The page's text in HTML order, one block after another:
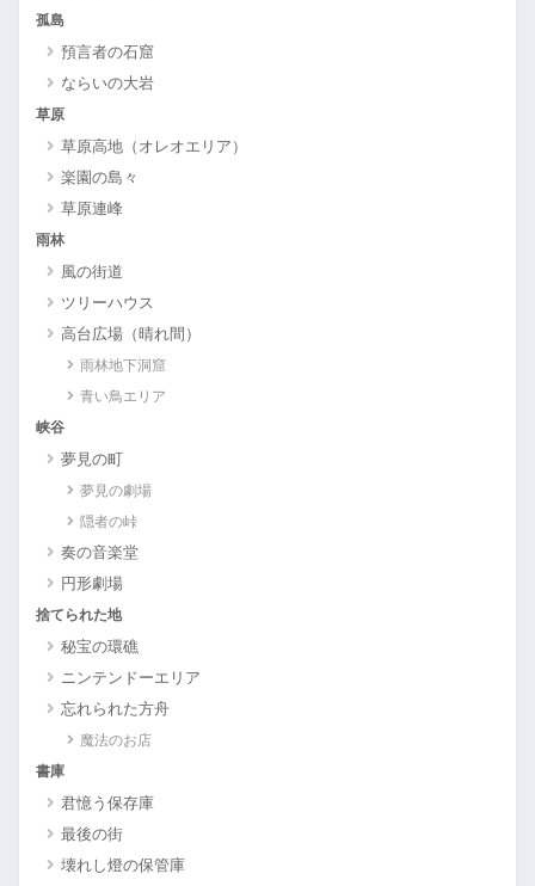
孤島
預言者の石窟
ならいの大岩
草原
草原高地（オレオエリア）
楽園の島々
草原連峰
雨林
風の街道
ツリーハウス
高台広場（晴れ間）
雨林地下洞窟
青い鳥エリア
峡谷
夢見の町
夢見の劇場
隠者の峠
奏の音楽堂
円形劇場
捨てられた地
秘宝の環礁
ニンテンドーエリア
忘れられた方舟
魔法のお店
書庫
君憶う保存庫
最後の街
壊れし燈の保管庫